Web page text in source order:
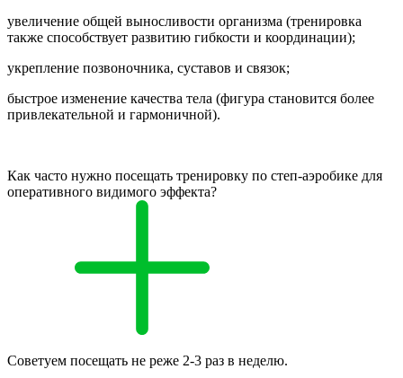
увеличение общей выносливости организма (тренировка
также способствует развитию гибкости и координации);
укрепление позвоночника, суставов и связок;
быстрое изменение качества тела (фигура становится более
привлекательной и гармоничной).
Как часто нужно посещать тренировку по степ-аэробике для
оперативного видимого эффекта?
Советуем посещать не реже 2-3 раз в неделю.